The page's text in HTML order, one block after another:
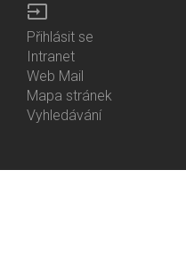
input
Bottom
Menu
Login
Přihlásit se
Intranet
Web Mail
Mapa stránek
Vyhledávání